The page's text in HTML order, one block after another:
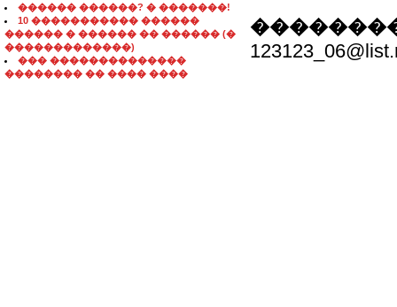
������ ������? � �������!
10 ����������� ������
������ � ������ �� ������ (�
�������������)
��� ��������������
�������� �� ���� ����